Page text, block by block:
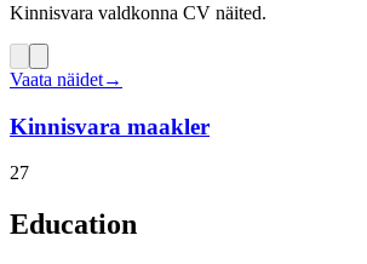
Kinnisvara valdkonna CV näited.
Vaata näidet→
Kinnisvara maakler
27
Education